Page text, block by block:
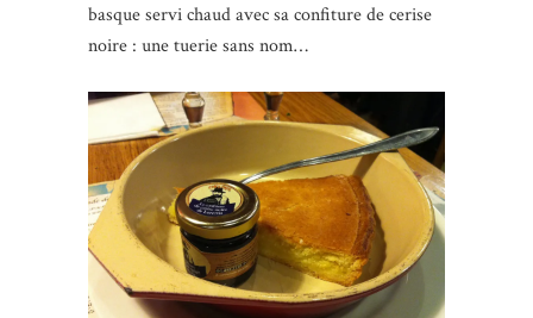
basque servi chaud avec sa confiture de cerise
noire : une tuerie sans nom…